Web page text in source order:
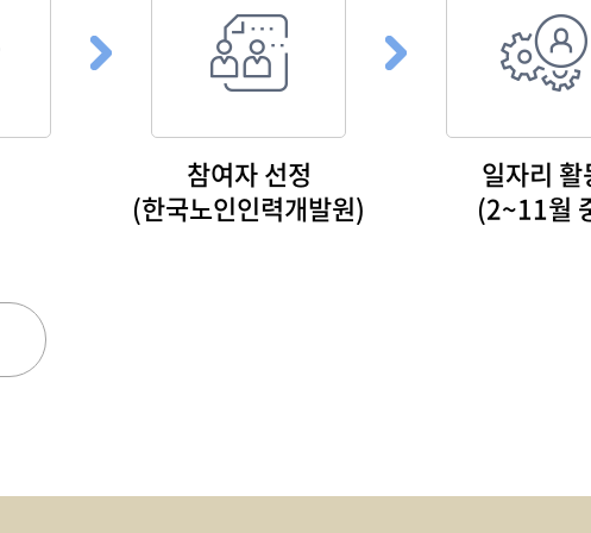
참여자 선정
(한국노인인력개발원)
일자리 활
(2~11월